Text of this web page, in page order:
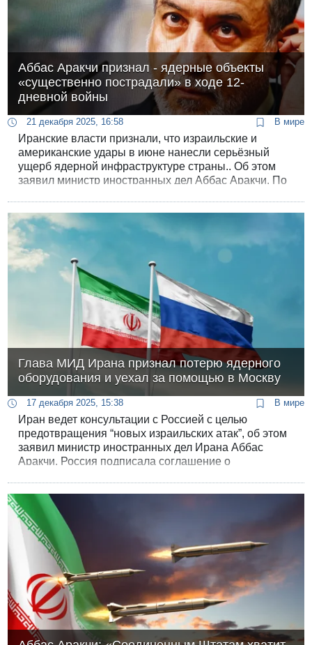
Аббас Аракчи признал - ядерные объекты
«существенно пострадали» в ходе 12-
дневной войны
21 декабря 2025, 16:58 В мире
Иранские власти признали, что израильские и
американские удары в июне нанесли серьёзный
ущерб ядерной инфраструктуре страны.. Об этом
заявил министр иностранных дел Аббас Аракчи. По
Ирана сохранилась.
Глава МИД Ирана признал потерю ядерного
оборудования и уехал за помощью в Москву
17 декабря 2025, 15:38 В мире
Иран ведет консультации с Россией с целью
предотвращения “новых израильских атак”, об этом
заявил министр иностранных дел Ирана Аббас
Аракчи. Россия подписала соглашение о